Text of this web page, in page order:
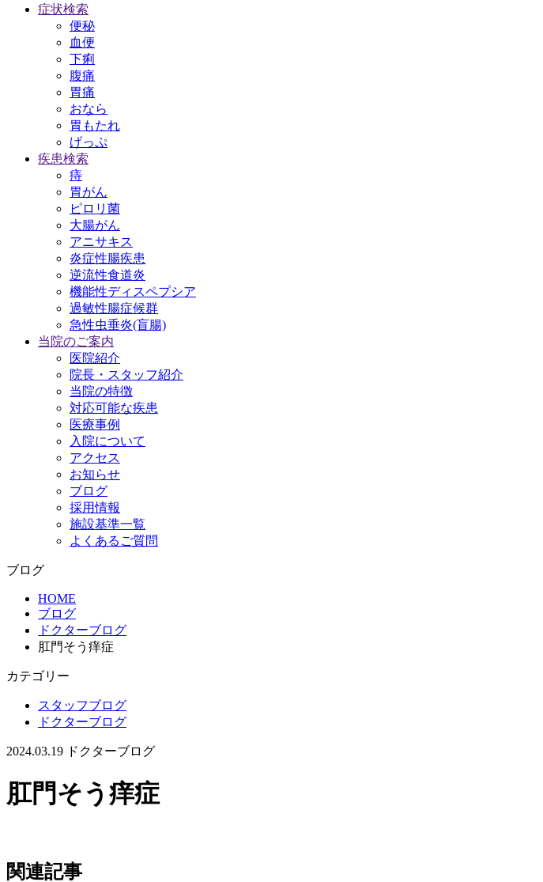
症状検索
便秘
血便
下痢
腹痛
胃痛
おなら
胃もたれ
げっぷ
疾患検索
痔
胃がん
ピロリ菌
大腸がん
アニサキス
炎症性腸疾患
逆流性食道炎
機能性ディスペプシア
過敏性腸症候群
急性虫垂炎(盲腸)
当院のご案内
医院紹介
院長・スタッフ紹介
当院の特徴
対応可能な疾患
医療事例
入院について
アクセス
お知らせ
ブログ
採用情報
施設基準一覧
よくあるご質問
ブログ
HOME
ブログ
ドクターブログ
肛門そう痒症
カテゴリー
スタッフブログ
ドクターブログ
2024.03.19 ドクターブログ
肛門そう痒症
関連記事